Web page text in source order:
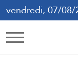
vendredi, 07/